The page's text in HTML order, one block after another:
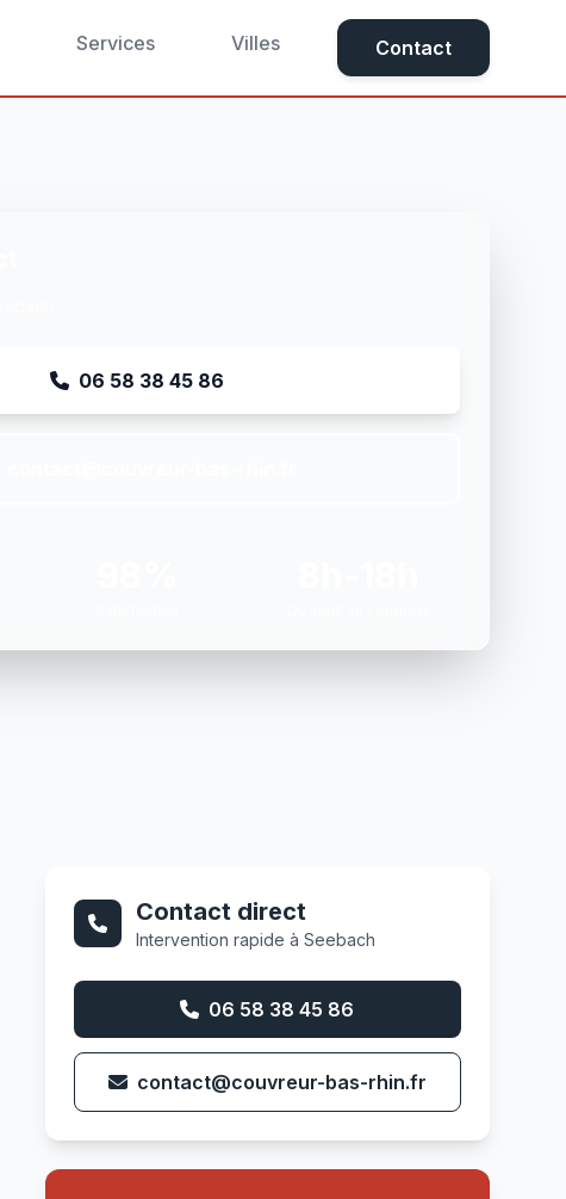
Services Villes Contact
06 58 38 45 86
Contact direct
Intervention rapide à Seebach
06 58 38 45 86
contact@couvreur-bas-rhin.fr